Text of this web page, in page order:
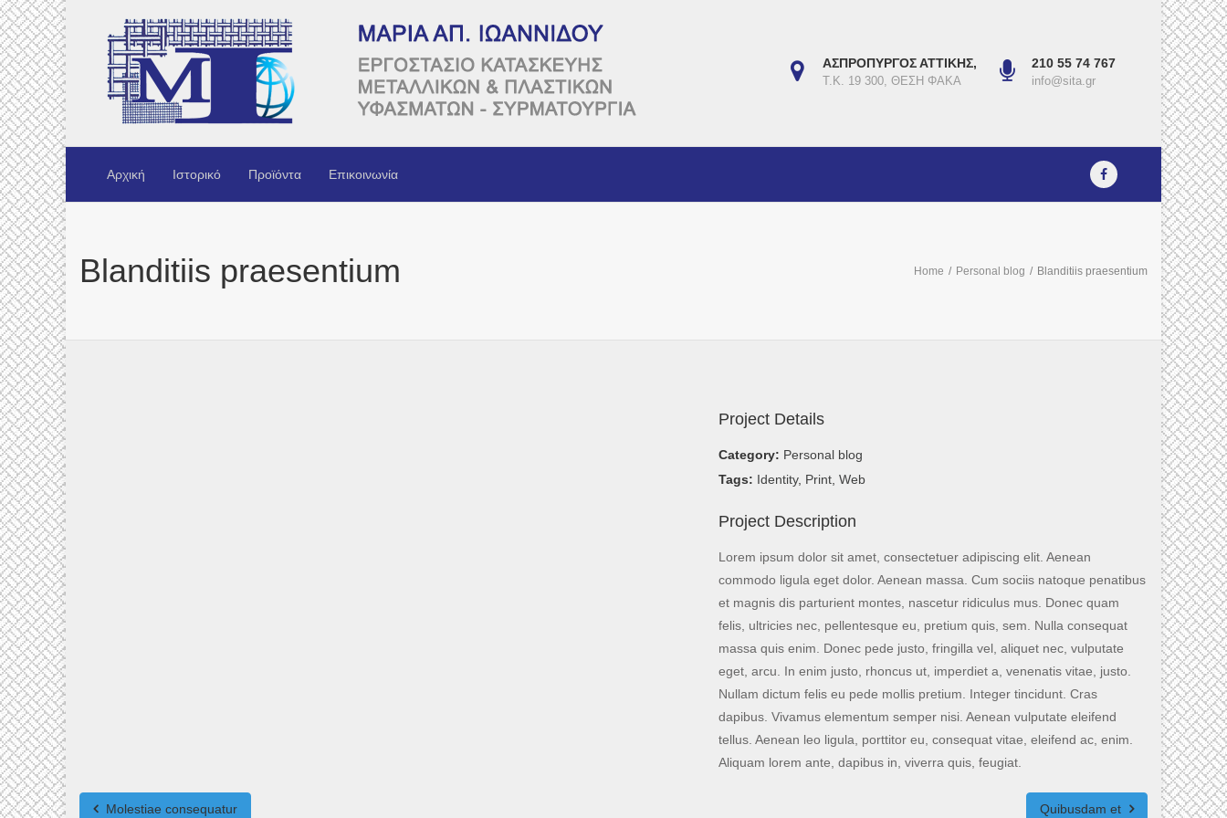
ΑΣΠΡΟΠΥΡΓΟΣ ΑΤΤΙΚΗΣ,
Τ.Κ. 19 300, ΘΕΣΗ ΦΑΚΑ
210 55 74 767
info@sita.gr
Αρχική Ιστορικό Προϊόντα Επικοινωνία
Blanditiis praesentium Home / Personal blog / Blanditiis praesentium
Project Details
Category: Personal blog
Tags: Identity, Print Web
Project Description
Lorem ipsum dolor sit amet, consectetuer adipiscing elit. Aenean
commodo ligula eget dolor. Aenean massa. Cum sociis natoque penatibus
et magnis dis parturient montes, nascetur ridiculus mus. Donec quam
felis, ultricies nec, pellentesque eu, pretium quis, sem. Nulla consequat
massa quis enim. Donec pede justo, fringilla vel, aliquet nec, vulputate
eget, arcu. In enim justo, rhoncus ut, imperdiet a, venenatis vitae, justo.
Nullam dictum felis eu pede mollis pretium. Integer tincidunt. Cras
dapibus. Vivamus elementum semper nisi. Aenean vulputate eleifend
tellus. Aenean leo ligula, porttitor eu, consequat vitae, eleifend ac, enim.
Aliquam lorem ante, dapibus in, viverra quis, feugiat.
Molestiae consequatur Quibusdam et